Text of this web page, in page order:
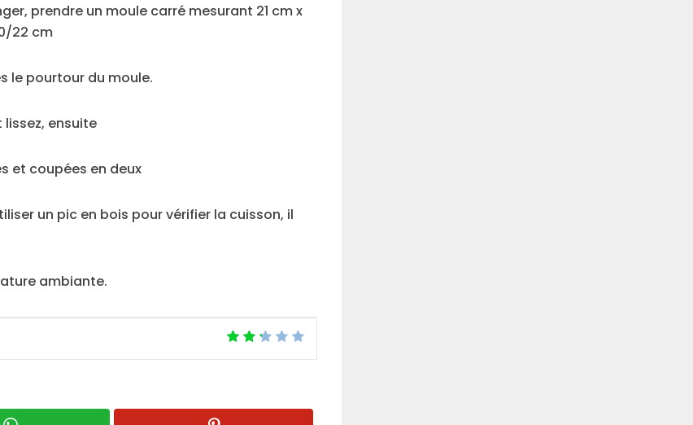
prendre un moule carré mesurant 21 cm x
22 cm
le pourtour du moule.
ensuite
et coupées en deux
un pic en bois pour vérifier la cuisson, il
ambiante.